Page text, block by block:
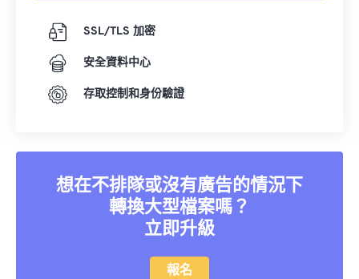
SSL/TLS 加密
安全資料中心
存取控制和身份驗證
想在不排隊或沒有廣告的情況下
轉換大型檔案嗎？
立即升級
報名